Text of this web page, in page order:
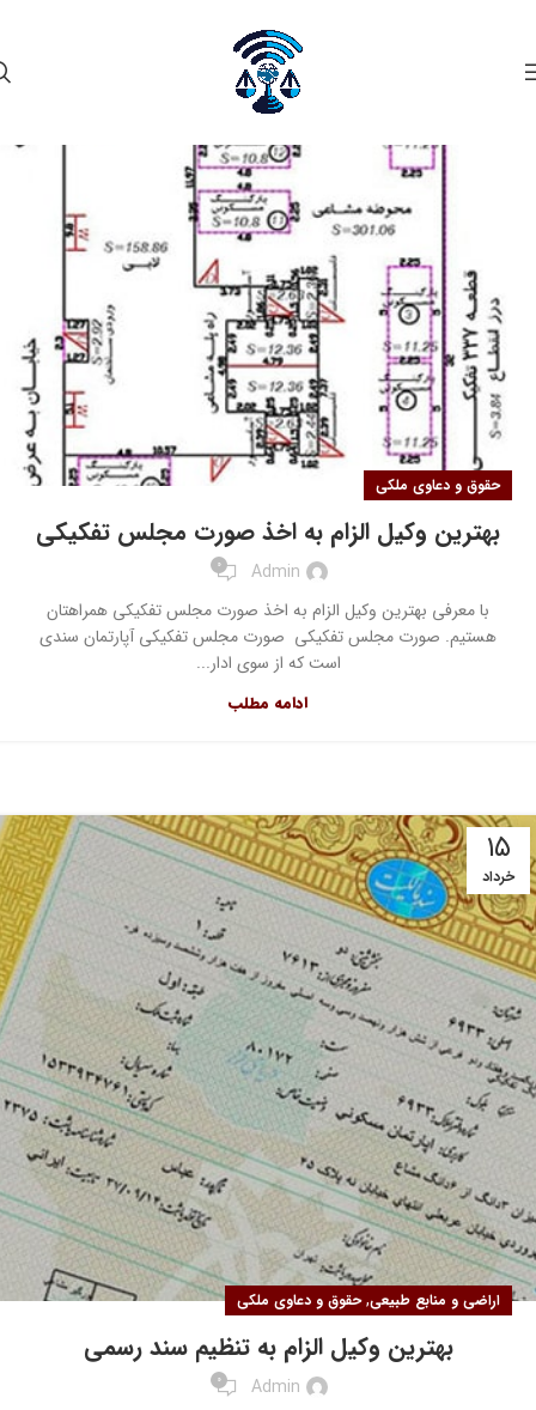
حقوق و دعاوی ملکی
بهترین وکیل الزام به اخذ صورت مجلس تفکیکی
Admin
0
با معرفی بهترین وکیل الزام به اخذ صورت مجلس تفکیکی همراهتان
هستیم. صورت مجلس تفکیکی صورت مجلس تفکیکی آپارتمان سندی
است که از سوی ادار...
ادامه مطلب
۱۵
خرداد
اراضی و منابع طبیعی,حقوق و دعاوی ملکی
بهترین وکیل الزام به تنظیم سند رسمی
Admin
0